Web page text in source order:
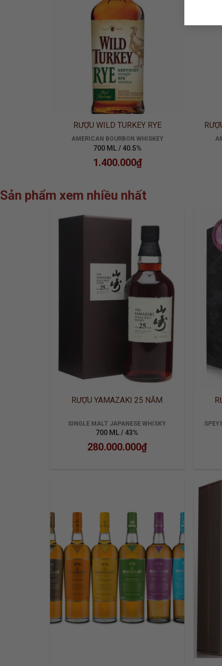
RƯỢU WILD TURKEY RYE
AMERICAN BOURBON WHISKEY
700 ML / 40.5%
1.400.000₫
Sản phẩm xem nhiều nhất
ADD TO
WISHLIST
RƯỢU YAMAZAKI 25 NĂM
SINGLE MALT JAPANESE WHISKY
700 ML / 43%
280.000.000₫
ADD TO
WISHLIST